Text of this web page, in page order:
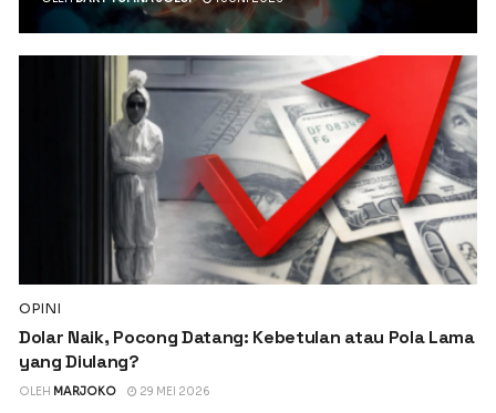
OPINI
Dolar Naik, Pocong Datang: Kebetulan atau Pola Lama
yang Diulang?
OLEH MARJOKO 29 MEI 2026